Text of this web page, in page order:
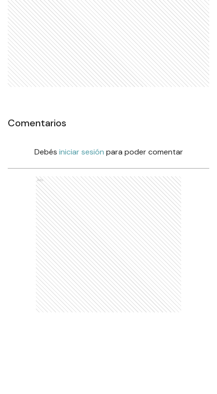
Comentarios
Debés iniciar sesión para poder comentar
Ads